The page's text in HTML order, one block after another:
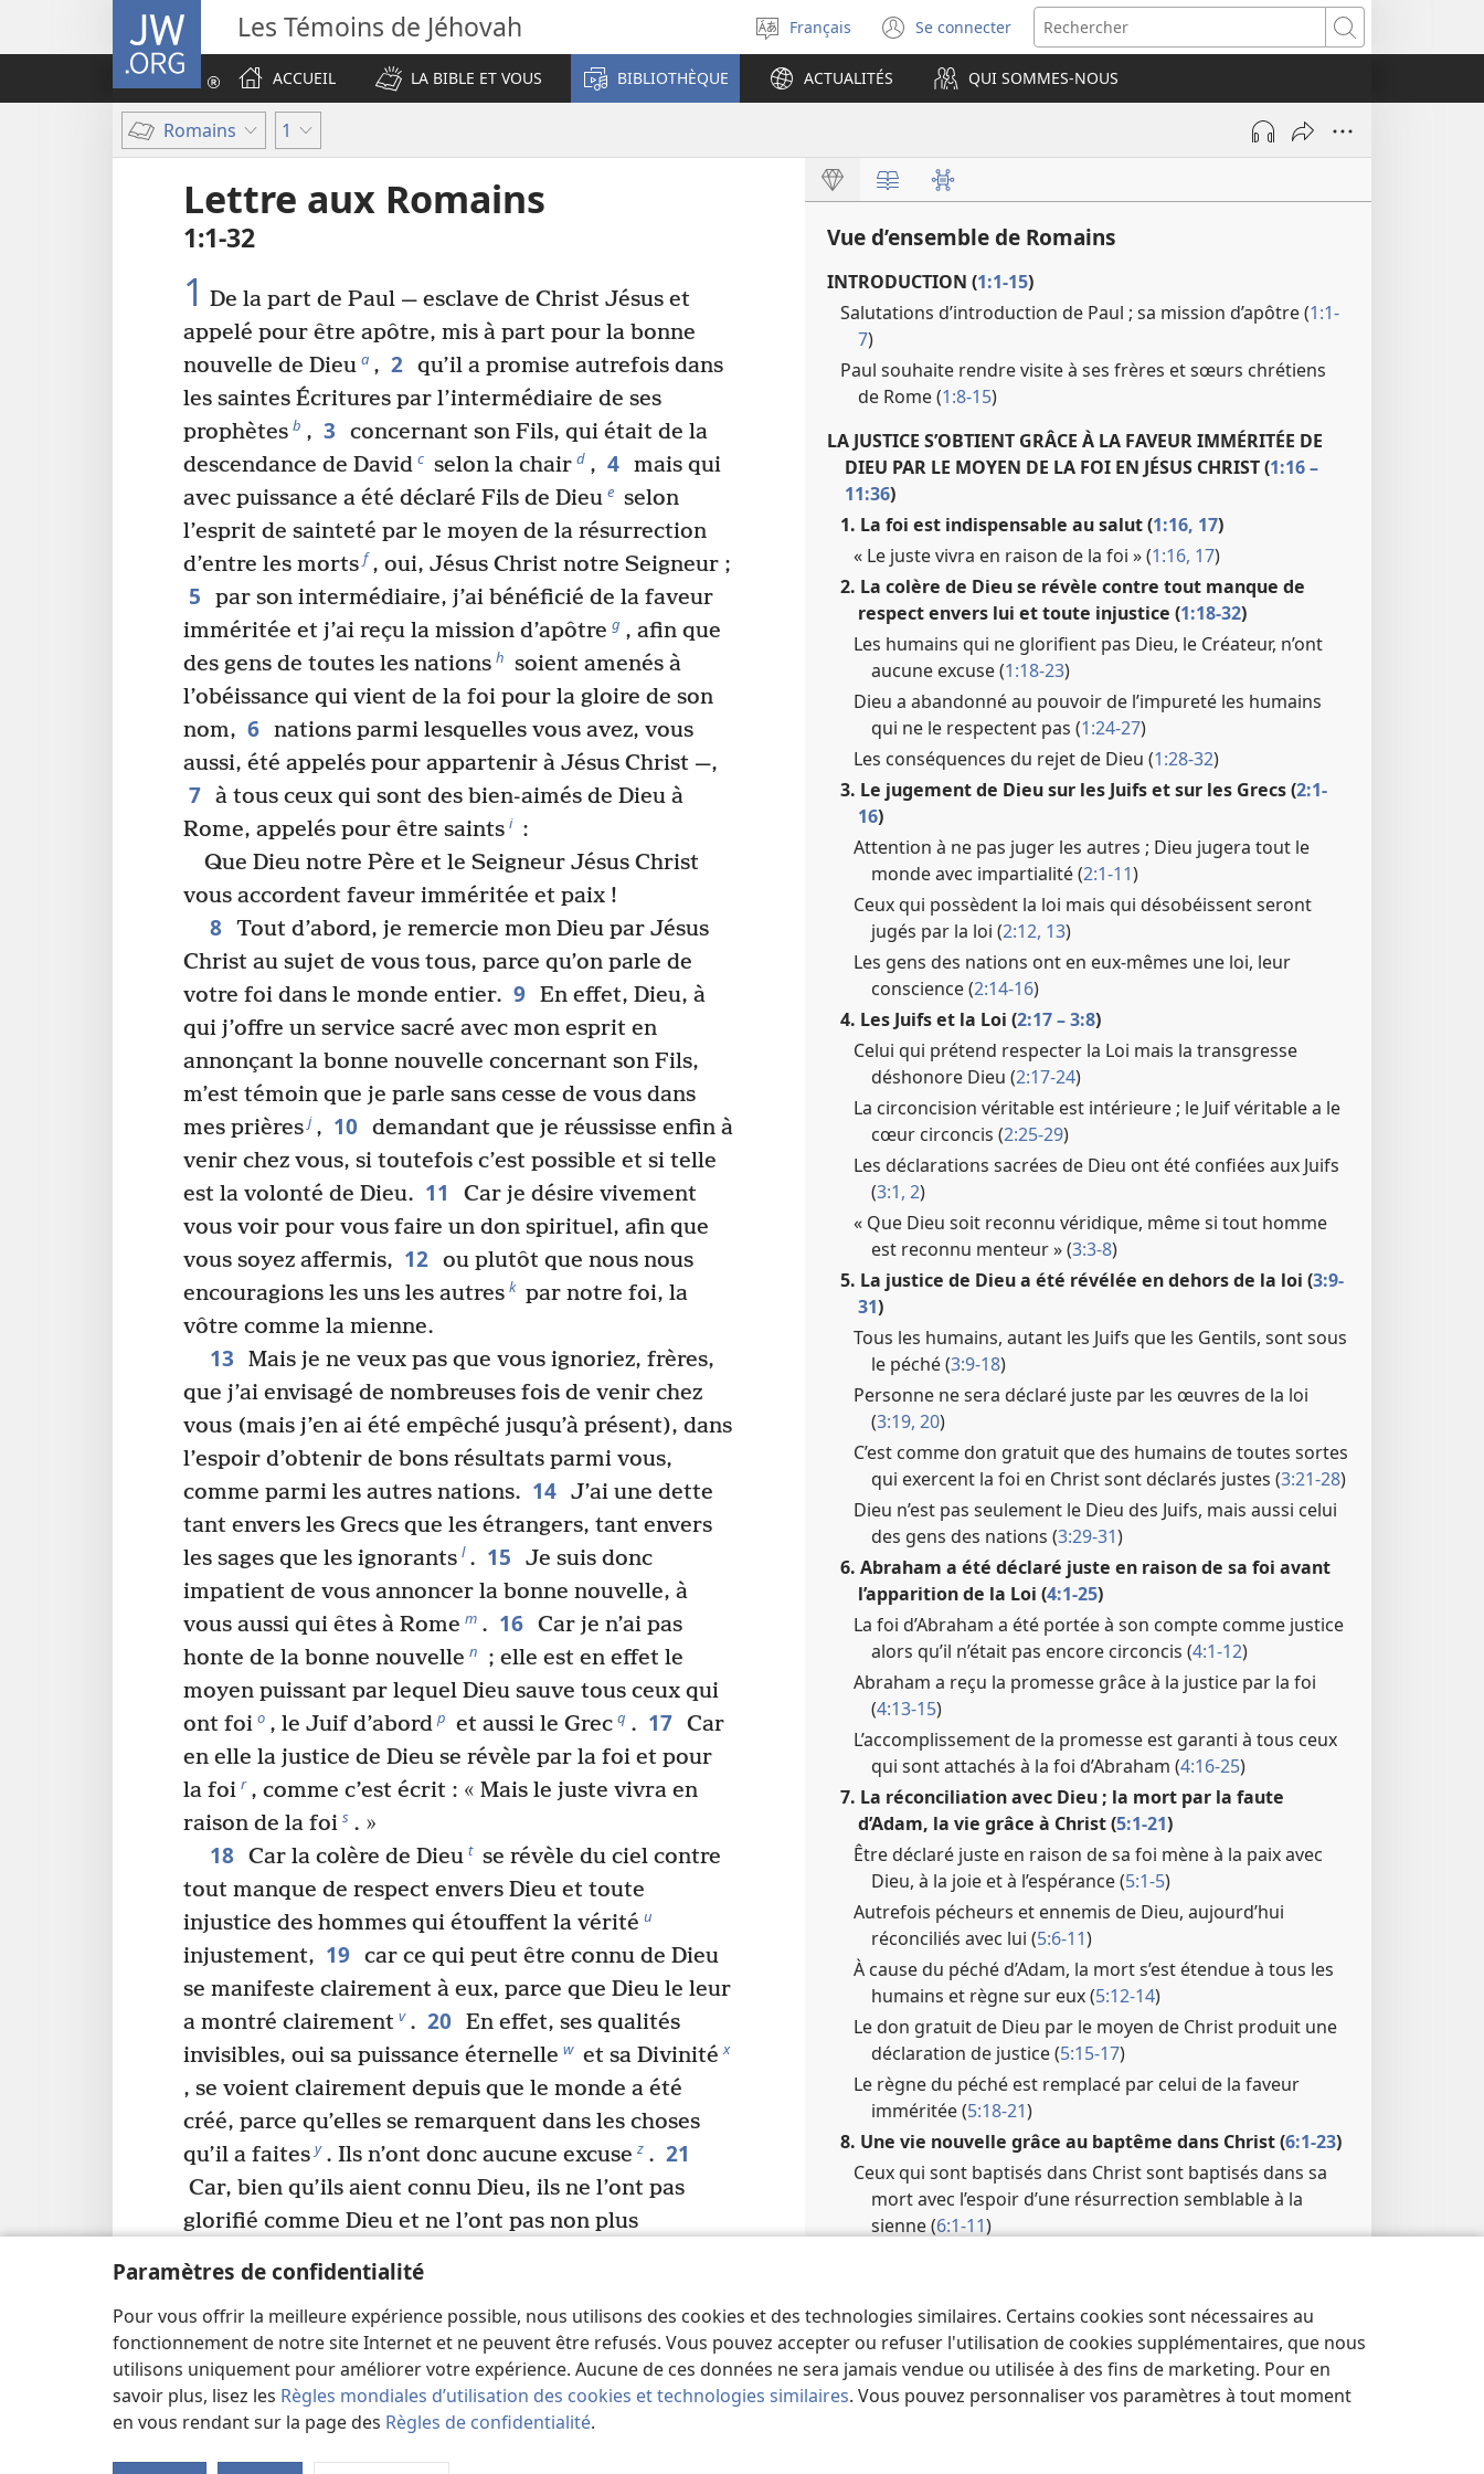
Paramètres de confidentialité
Pour vous offrir la meilleure expérience possible, nous utilisons des cookies et des technologies similaires. Certains cookies sont nécessaires au
fonctionnement de notre site Internet et ne peuvent être refusés. Vous pouvez accepter ou refuser l'utilisation de cookies supplémentaires, que nous
utilisons uniquement pour améliorer votre expérience. Aucune de ces données ne sera jamais vendue ou utilisée à des fins de marketing. Pour en
savoir plus, lisez les Règles mondiales d’utilisation des cookies et technologies similaires. Vous pouvez personnaliser vos paramètres à tout moment
en vous rendant sur la page des Règles de confidentialité.
JW.ORG Les Témoins de Jéhovah
Sélectionner
la
langue
Français Se connecter
(ouvre
une
nouvelle
fenêtre)
Rechercher
ACCUEIL
LA BIBLE ET VOUS BIBLIOTHÈQUE ACTUALITÉS QUI SOMMES-NOUS
Romains 1
Lettre aux Romains
1​:​1-32
1 De la part de Paul — esclave de Christ Jésus et
appelé pour être apôtre, mis à part pour la bonne
nouvelle de Dieu a , 2 qu’il a promise autrefois dans
les saintes Écritures par l’intermédiaire de ses
prophètes b , 3
concernant son Fils, qui était de la
descendance de David c selon la chair d , 4 mais qui
avec puissance a été déclaré Fils de Dieu e selon
l’esprit de sainteté par le moyen de la résurrection
d’entre les morts f , oui, Jésus Christ notre Seigneur ;
5
par son intermédiaire, j’ai bénéficié de la faveur
imméritée et j’ai reçu la mission d’apôtre g , afin que
des gens de toutes les nations h soient amenés à
l’obéissance qui vient de la foi pour la gloire de son
nom, 6 nations parmi lesquelles vous avez, vous
aussi, été appelés pour appartenir à Jésus Christ —,
7 à tous ceux qui sont des bien-aimés de Dieu à
Rome, appelés pour être saints i :
Que Dieu notre Père et le Seigneur Jésus Christ
vous accordent faveur imméritée et paix !
8 Tout d’abord, je remercie mon Dieu par Jésus
Christ au sujet de vous tous, parce qu’on parle de
votre foi dans le monde entier. 9 En effet, Dieu, à
qui j’offre un service sacré avec mon esprit en
annonçant la bonne nouvelle concernant son Fils,
m’est témoin que je parle sans cesse de vous dans
mes prières j , 10 demandant que je réussisse enfin à
venir chez vous, si toutefois c’est possible et si telle
est la volonté de Dieu. 11
Car je désire vivement
vous voir pour vous faire un don spirituel, afin que
vous soyez affermis, 12 ou plutôt que nous nous
encouragions les uns les autres k par notre foi, la
vôtre comme la mienne.
13
Mais je ne veux pas que vous ignoriez, frères,
que j’ai envisagé de nombreuses fois de venir chez
vous (mais j’en ai été empêché jusqu’à présent), dans
l’espoir d’obtenir de bons résultats parmi vous,
comme parmi les autres nations. 14 J’ai une dette
tant envers les Grecs que les étrangers, tant envers
les sages que les ignorants l . 15
Je suis donc
impatient de vous annoncer la bonne nouvelle, à
vous aussi qui êtes à Rome m . 16 Car je n’ai pas
honte de la bonne nouvelle n
; elle est en effet le
moyen puissant par lequel Dieu sauve tous ceux qui
ont foi o , le Juif d’abord p et aussi le Grec q . 17 Car
en elle la justice de Dieu se révèle par la foi et pour
la foi r , comme c’est écrit : « Mais le juste vivra en
raison de la foi s . »
18 Car la colère de Dieu t se révèle du ciel contre
tout manque de respect envers Dieu et toute
injustice des hommes qui étouffent la vérité u
injustement, 19 car ce qui peut être connu de Dieu
se manifeste clairement à eux, parce que Dieu le leur
a montré clairement v . 20 En effet, ses qualités
invisibles, oui sa puissance éternelle w et sa Divinité x
, se voient clairement depuis que le monde a été
créé, parce qu’elles se remarquent dans les choses
qu’il a faites y . Ils n’ont donc aucune excuse z . 21
Car, bien qu’ils aient connu Dieu, ils ne l’ont pas
glorifié comme Dieu et ne l’ont pas non plus
absurdes, et leur cœur insensé a été plongé dans les
ténèbres a . 22 Bien qu’ils se prétendent sages, ils
sont devenus stupides 23 et ils ont remplacé la
gloire du Dieu impérissable*par des représentations
de l’homme périssable *, d’oiseaux, de quadrupèdes
Vue d’ensemble de Romains
INTRODUCTION (1:1-15)
Salutations d’introduction de Paul ; sa mission d’apôtre (1:1-
7)
Paul souhaite rendre visite à ses frères et sœurs chrétiens
de Rome (1:8-15)
LA JUSTICE S’OBTIENT GRÂCE À LA FAVEUR IMMÉRITÉE DE
DIEU PAR LE MOYEN DE LA FOI EN JÉSUS CHRIST (1:16 –
11:36)
1. La foi est indispensable au salut (1:16, 17)
« Le juste vivra en raison de la foi » (1:16, 17)
2. La colère de Dieu se révèle contre tout manque de
respect envers lui et toute injustice (1:18-32)
Les humains qui ne glorifient pas Dieu, le Créateur, n’ont
aucune excuse (1:18-23)
Dieu a abandonné au pouvoir de l’impureté les humains
qui ne le respectent pas (1:24-27)
Les conséquences du rejet de Dieu (1:28-32)
3. Le jugement de Dieu sur les Juifs et sur les Grecs (2:1-
16)
Attention à ne pas juger les autres ; Dieu jugera tout le
monde avec impartialité (2:1-11)
Ceux qui possèdent la loi mais qui désobéissent seront
jugés par la loi (2:12, 13)
Les gens des nations ont en eux-mêmes une loi, leur
conscience (2:14-16)
4. Les Juifs et la Loi (2:17 – 3:8)
Celui qui prétend respecter la Loi mais la transgresse
déshonore Dieu (2:17-24)
La circoncision véritable est intérieure ; le Juif véritable a le
cœur circoncis (2:25-29)
Les déclarations sacrées de Dieu ont été confiées aux Juifs
(3:1, 2)
« Que Dieu soit reconnu véridique, même si tout homme
est reconnu menteur » (3:3-8)
5. La justice de Dieu a été révélée en dehors de la loi (3:9-
31)
Tous les humains, autant les Juifs que les Gentils, sont sous
le péché (3:9-18)
Personne ne sera déclaré juste par les œuvres de la loi
(3:19, 20)
C’est comme don gratuit que des humains de toutes sortes
qui exercent la foi en Christ sont déclarés justes (3:21-28)
Dieu n’est pas seulement le Dieu des Juifs, mais aussi celui
des gens des nations (3:29-31)
6. Abraham a été déclaré juste en raison de sa foi avant
l’apparition de la Loi (4:1-25)
La foi d’Abraham a été portée à son compte comme justice
alors qu’il n’était pas encore circoncis (4:1-12)
Abraham a reçu la promesse grâce à la justice par la foi
(4:13-15)
L’accomplissement de la promesse est garanti à tous ceux
qui sont attachés à la foi d’Abraham (4:16-25)
7. La réconciliation avec Dieu ; la mort par la faute
d’Adam, la vie grâce à Christ (5:1-21)
Être déclaré juste en raison de sa foi mène à la paix avec
Dieu, à la joie et à l’espérance (5:1-5)
Autrefois pécheurs et ennemis de Dieu, aujourd’hui
réconciliés avec lui (5:6-11)
À cause du péché d’Adam, la mort s’est étendue à tous les
humains et règne sur eux (5:12-14)
Le don gratuit de Dieu par le moyen de Christ produit une
déclaration de justice (5:15-17)
Le règne du péché est remplacé par celui de la faveur
imméritée (5:18-21)
8. Une vie nouvelle grâce au baptême dans Christ (6:1-23)
Ceux qui sont baptisés dans Christ sont baptisés dans sa
mort avec l’espoir d’une résurrection semblable à la
sienne (6:1-11)
(6:15-23)
9. L’objectif de la Loi a été atteint ; le pouvoir destructeur
du péché à l’œuvre chez tous les humains a été révélé
(7:1-25)